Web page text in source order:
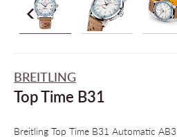
BREITLING
Top Time B31
Breitling Top Time B31 Automatic